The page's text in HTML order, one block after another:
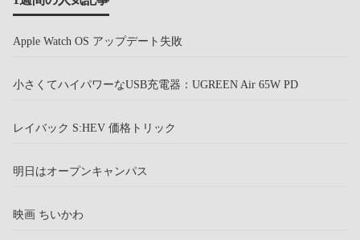
Apple Watch OS アップデート失敗
小さくてハイパワーなUSB充電器：UGREEN Air 65W PD
レイバック S:HEV 価格トリック
明日はオープンキャンパス
映画 ちいかわ